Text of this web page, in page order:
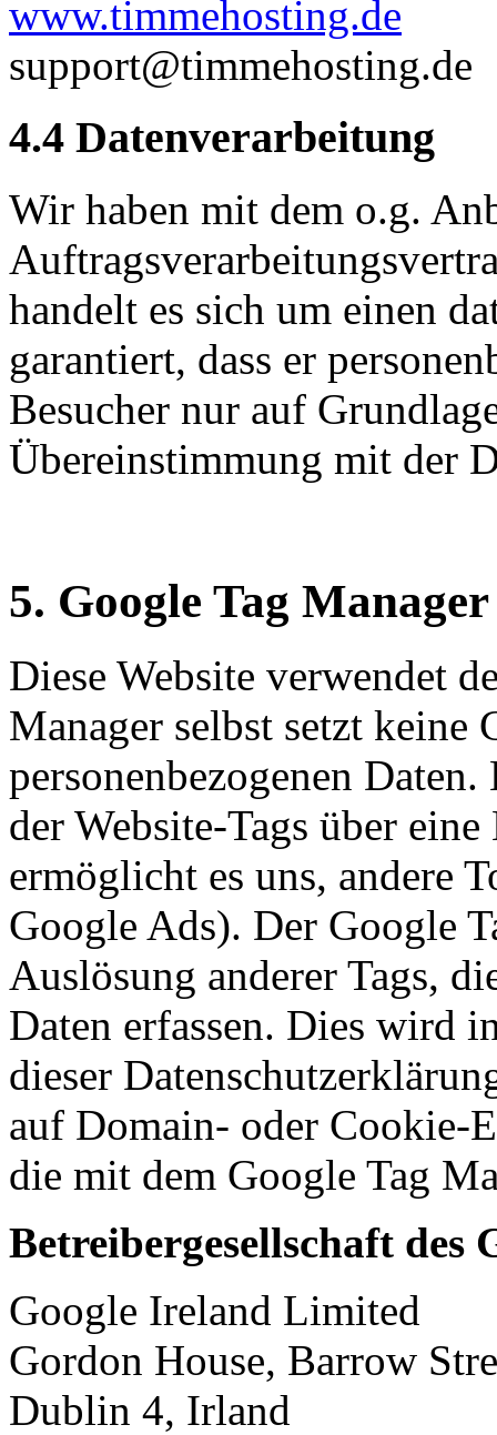
www.timmehosting.de
support@timmehosting.de
4.4 Datenverarbeitung
Wir haben mit dem o.g.
handelt es sich um einen
garantiert, dass er
Besucher nur auf
Übereinstimmung mit der
5. Google Tag
Diese Website verwendet
Manager selbst setzt keine
personenbezogenen
der Website-Tags über
ermöglicht es uns, andere
Google Ads). Der Google
Auslösung anderer Tags,
Daten erfassen. Dies wird
dieser
auf Domain- oder Cookie-
die mit dem Google Tag
Betreibergesellschaft des
Google Ireland Limited
Gordon House, Barrow
Dublin 4, Irland